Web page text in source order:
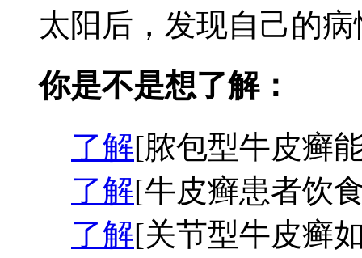
太阳后，发现自己的
你是不是想了解：
了解[脓包型牛皮癣
了解[牛皮癣患者饮
了解[关节型牛皮癣